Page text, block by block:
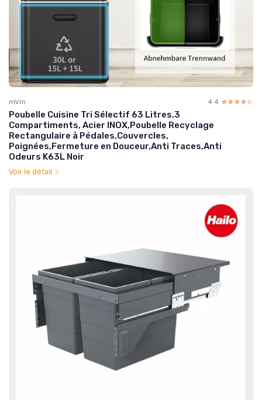
mVm 4.4 ☆☆☆☆☆
★★★★★
Poubelle Cuisine Tri Sélectif 63 Litres,3
Compartiments, Acier INOX,Poubelle Recyclage
Rectangulaire à Pédales,Couvercles,
Poignées,Fermeture en Douceur,Anti Traces,Anti
Odeurs K63L Noir
Voir le détail